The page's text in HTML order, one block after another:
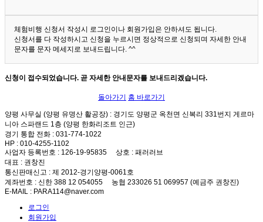
체험비행 신청서 작성시 로그인이나 회원가입은 안하셔도 됩니다.
신청서를 다 작성하시고 신청을 누르시면 정상적으로 신청되며 자세한 안내
문자를 문자 메세지로 보내드립니다. ^^
신청이 접수되었습니다. 곧 자세한 안내문자를 보내드리겠습니다.
돌아가기 홈 바로가기
양평 사무실 (양평 유명산 활공장) : 경기도 양평군 옥천면 신복리 331번지 게르마
니아 스파랜드 1층 (양평 한화리조트 인근)
경기 통합 전화 : 031-774-1022
HP : 010-4255-1102
사업자 등록번호 : 126-19-95835 상호 : 패러러브
대표 : 권창진
통신판매신고 : 제 2012-경기양평-0061호
계좌번호 : 신한 388 12 054055 농협 233026 51 069957 (예금주 권창진)
E-MAIL : PARA114@naver.com
로그인
회원가입